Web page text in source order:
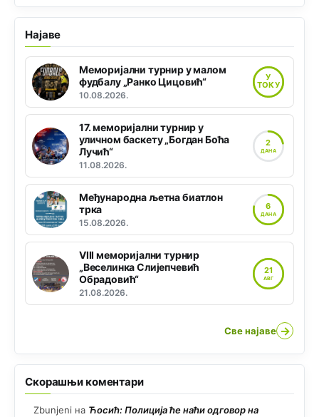
Најаве
Меморијални турнир у малом
фудбалу „Ранко Цицовић“
10.08.2026.
У
ТОКУ
17. меморијални турнир у
уличном баскету „Богдан Боћа
Лучић“
11.08.2026.
2
ДАНА
Међународна љетна биатлон
трка
15.08.2026.
6
ДАНА
VIII меморијални турнир
„Веселинка Слијепчевић
Обрадовић“
21.08.2026.
21
АВГ
Све најаве →
Скорашњи коментари
Zbunjeni на Ћосић: Полиција ће наћи одговор на